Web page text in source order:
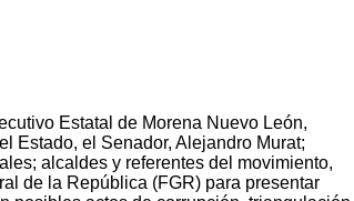
Estatal de Morena Nuevo León,
Estado, el Senador, Alejandro Murat;
alcaldes y referentes del movimiento,
de la República (FGR) para presentar